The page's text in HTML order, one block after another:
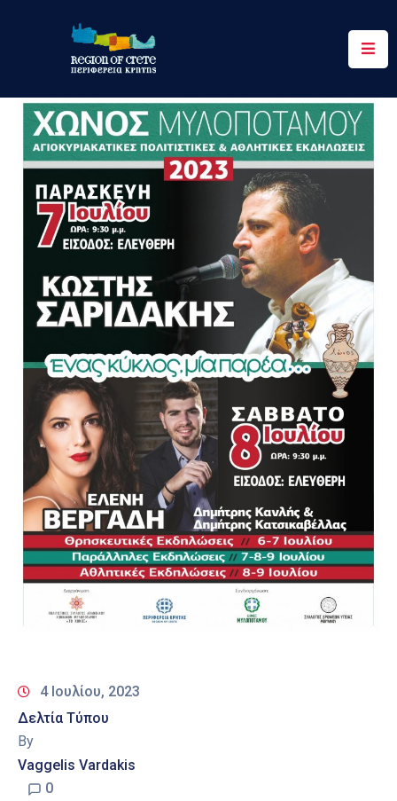
Περιφέρεια
Ενημέρωση
Έργα
Δράσεις
Ψηφιακές
Επικοινωνία
4 Ιουλίου, 2023
Δελτία Τύπου
By
Vaggelis Vardakis
0